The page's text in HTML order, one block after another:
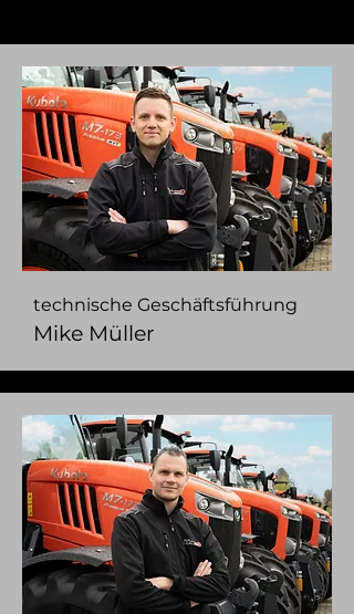
technische Geschäftsführung
Mike Müller